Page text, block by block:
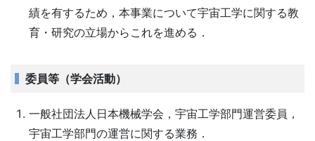
績を有するため，本事業について宇宙工学に関する教
育・研究の立場からこれを進める．
委員等（学会活動）
一般社団法人日本機械学会，宇宙工学部門運営委員，
宇宙工学部門の運営に関する業務．